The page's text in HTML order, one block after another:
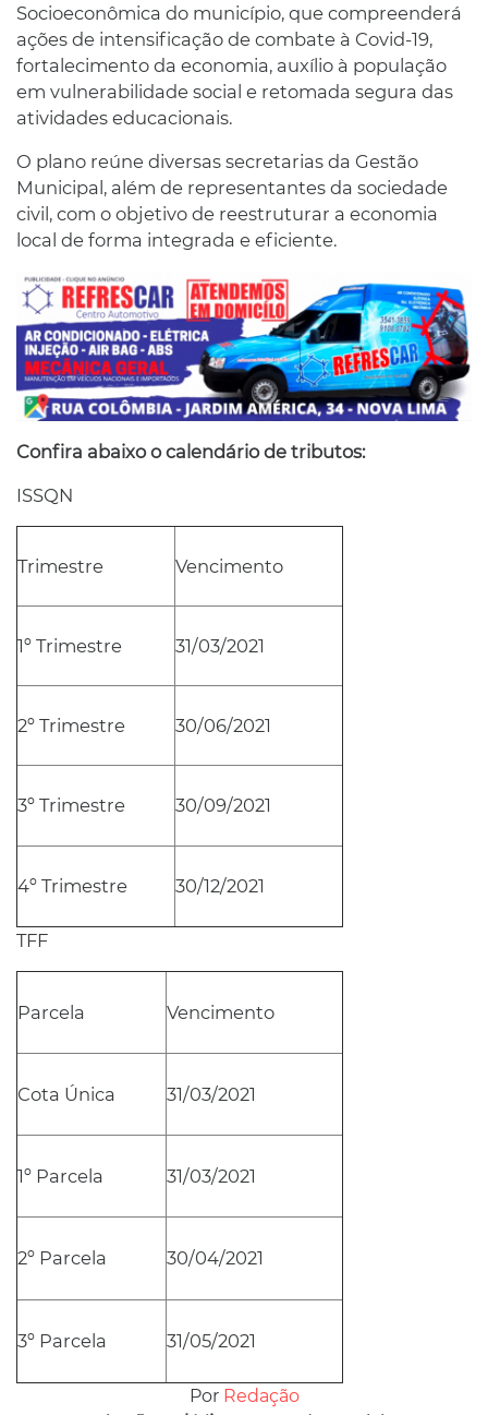
Socioeconômica do município, que compreenderá
ações de intensificação de combate à Covid-19,
fortalecimento da economia, auxílio à população
em vulnerabilidade social e retomada segura das
atividades educacionais.
O plano reúne diversas secretarias da Gestão
Municipal, além de representantes da sociedade
civil, com o objetivo de reestruturar a economia
local de forma integrada e eficiente.
Confira abaixo o calendário de tributos:
ISSQN
Trimestre Vencimento
1º Trimestre 31/03/2021
2º Trimestre 30/06/2021
3º Trimestre 30/09/2021
4º Trimestre 30/12/2021
TFF
Parcela Vencimento
Cota Única 31/03/2021
1º Parcela 31/03/2021
2º Parcela 30/04/2021
3º Parcela 31/05/2021
Por Redação